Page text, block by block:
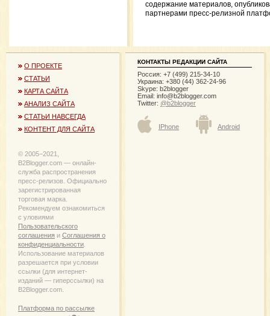
содержание материалов,
партнерами пресс-релизной
О ПРОЕКТЕ
СТАТЬИ
КАРТА САЙТА
АНАЛИЗ САЙТА
СТАТЬИ НАВСЕГДА
КОНТЕНТ ДЛЯ САЙТА
© 2005−2021,
B2Blogger.com — онлайн-
служба распространения
пресс-релизов. Официально
зарегистрированная
торговая марка.
Рекомендуем ознакомиться
с уловиями
Пользовательского
соглашения и Соглашения о
конфиденциальности
Использование материалов
разрешается при условии
ссылки (для интернет-
изданий — гиперссылки) на
B2Blogger.com.
Платформа по рассылке
КОНТАКТЫ РЕДАКЦИИ САЙТА
Россия: +7 (499) 215-34-10
Украина: +380 (44) 362-24-96
Skype: b2blogger
Email: info@b2blogger.com
Twitter: @b2blogger
IPhone Android